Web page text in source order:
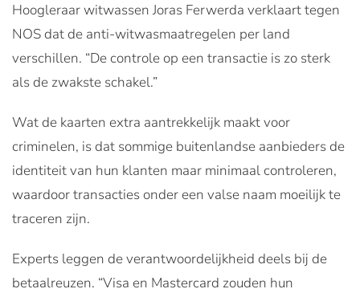
Hoogleraar witwassen Joras Ferwerda verklaart tegen
NOS dat de anti-witwasmaatregelen per land
verschillen. “De controle op een transactie is zo sterk
als de zwakste schakel.”
Wat de kaarten extra aantrekkelijk maakt voor
criminelen, is dat sommige buitenlandse aanbieders de
identiteit van hun klanten maar minimaal controleren,
waardoor transacties onder een valse naam moeilijk te
traceren zijn.
Experts leggen de verantwoordelijkheid deels bij de
betaalreuzen. “Visa en Mastercard zouden hun